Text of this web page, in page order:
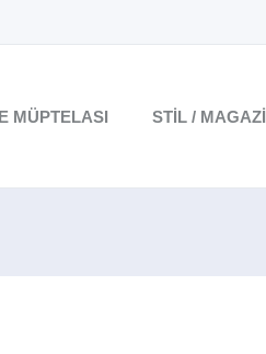
MÜPTELASI STIL /